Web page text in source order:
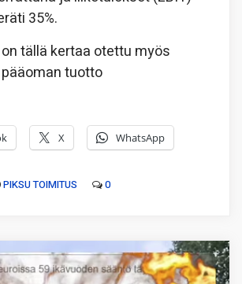
35%.
tällä kertaa otettu myös
tuotto
X WhatsApp
PIKSU TOIMITUS 0